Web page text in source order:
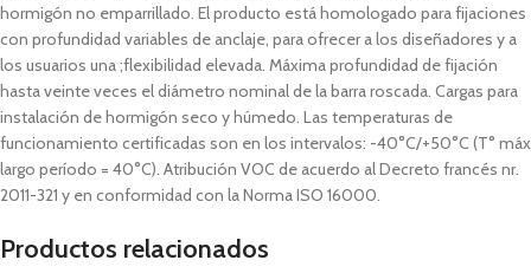
hormigón no emparrillado. El producto está homologado para fijaciones
con profundidad variables de anclaje, para ofrecer a los diseñadores y a
los usuarios una ;flexibilidad elevada. Máxima profundidad de fijación
hasta veinte veces el diámetro nominal de la barra roscada. Cargas para
instalación de hormigón seco y húmedo. Las temperaturas de
funcionamiento certificadas son en los intervalos: -40°C/+50°C (T° máx
largo período = 40°C). Atribución VOC de acuerdo al Decreto francés nr.
2011-321 y en conformidad con la Norma ISO 16000.
Productos relacionados